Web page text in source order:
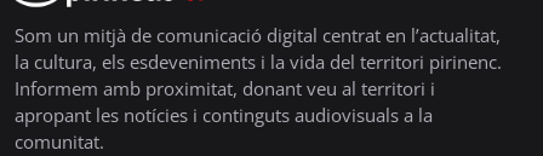
Som un mitjà de comunicació digital centrat en l’actualitat,
la cultura, els esdeveniments i la vida del territori pirinenc.
Informem amb proximitat, donant veu al territori i
apropant les notícies i continguts audiovisuals a la
comunitat.